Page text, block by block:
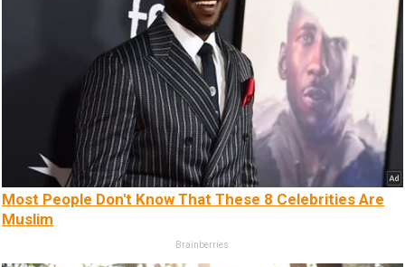
Most People Don't Know That These 8 Celebrities Are
Muslim
Brainberries